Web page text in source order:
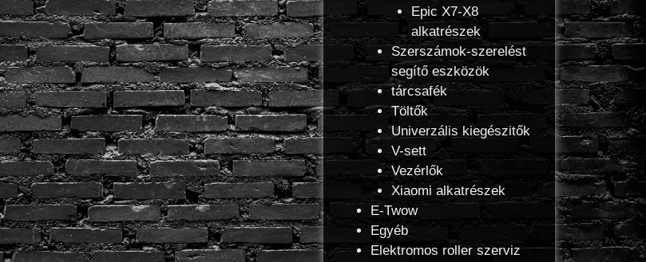
Epic X7-X8
alkatrészek
Szerszámok-szerelést
segítő eszközök
tárcsafék
Töltők
Univerzális kiegészitők
V-sett
Vezérlők
Xiaomi alkatrészek
E-Twow
Egyéb
Elektromos roller szerviz